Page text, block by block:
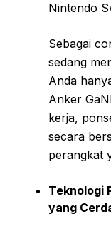
Nintendo
Sebagai
sedang
Anda
Anker
kerja,
secara
perangkat
Teknologi
yang